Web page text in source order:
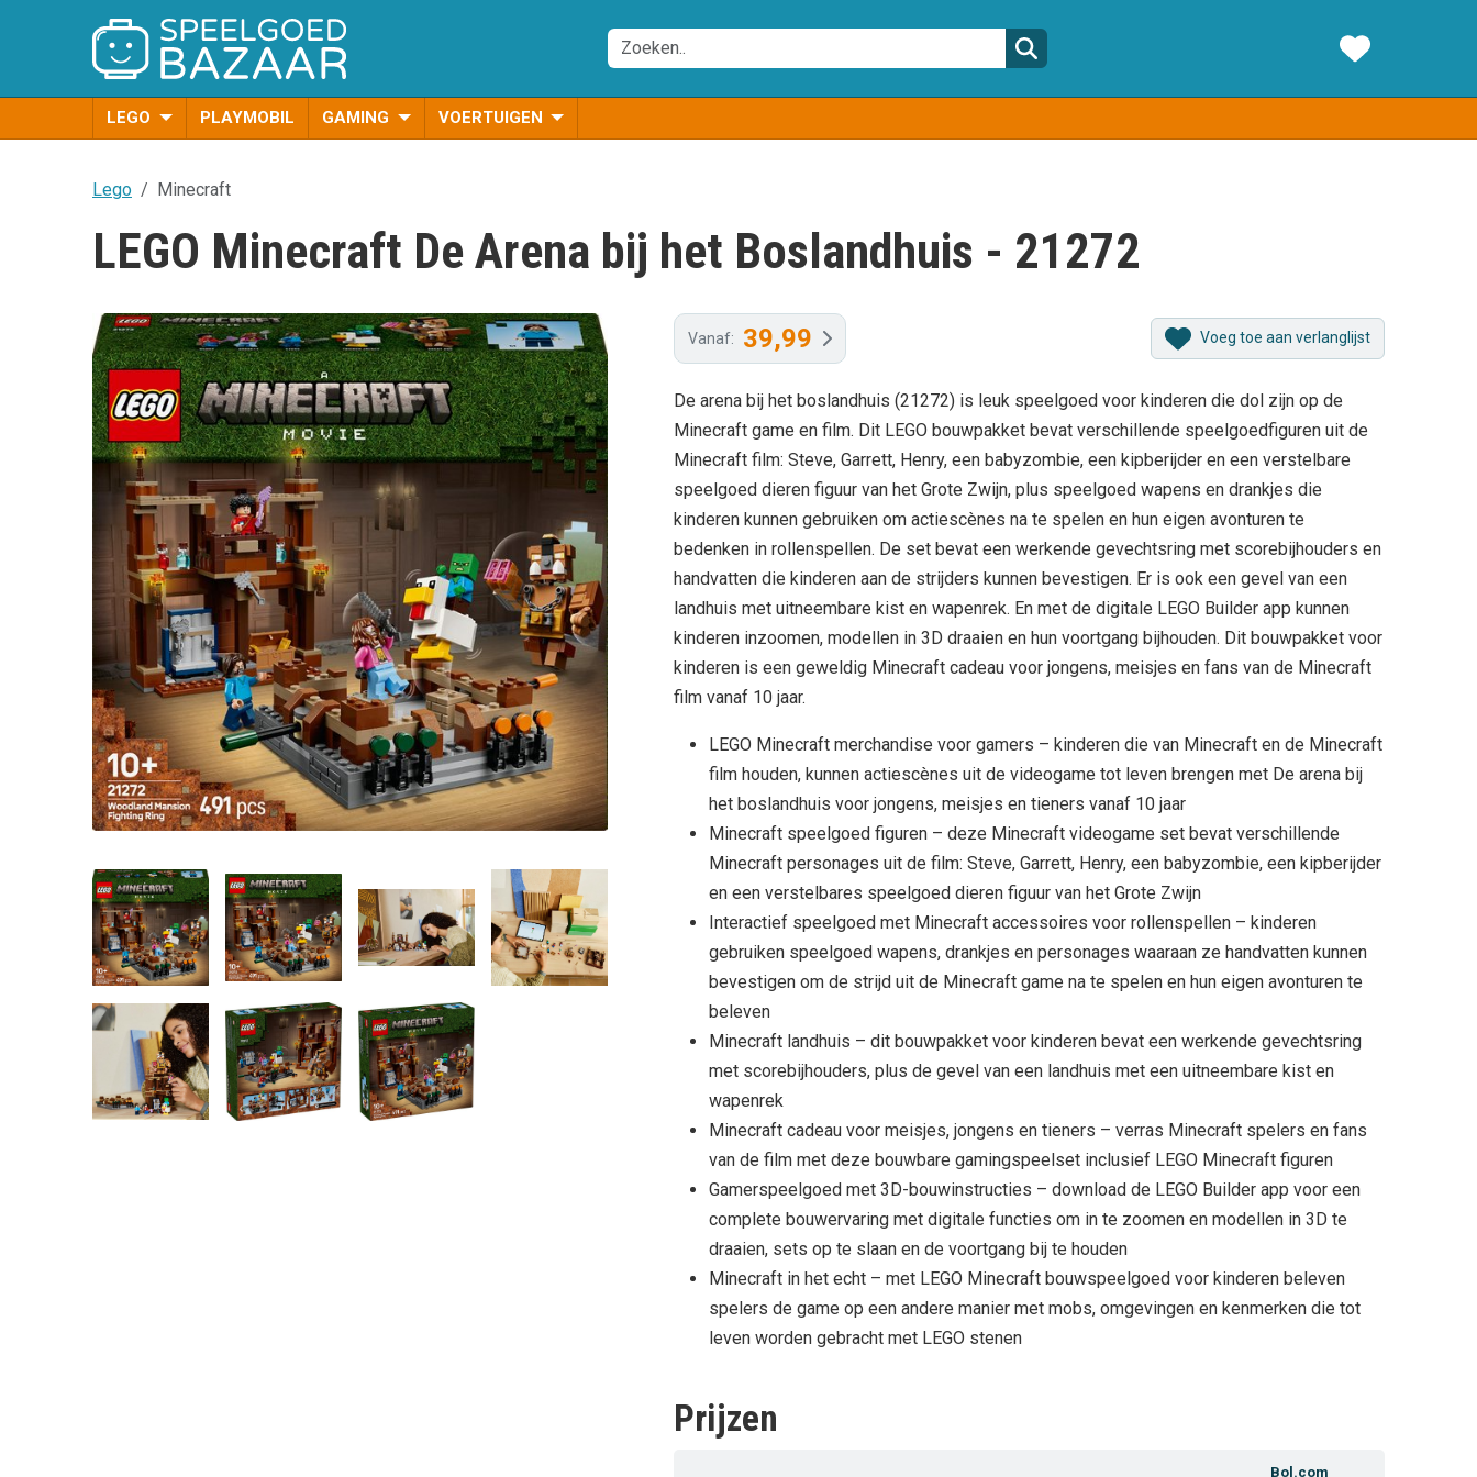
LEGO PLAYMOBIL GAMING VOERTUIGEN
Lego Minecraft
LEGO Minecraft De Arena bij het Boslandhuis - 21272
Vanaf: 39,99 Voeg toe aan verlanglijst
De arena bij het boslandhuis (21272) is leuk speelgoed voor kinderen die dol zijn op de
Minecraft game en film. Dit LEGO bouwpakket bevat verschillende speelgoedfiguren uit de
Minecraft film: Steve, Garrett, Henry, een babyzombie, een kipberijder en een verstelbare
speelgoed dieren figuur van het Grote Zwijn, plus speelgoed wapens en drankjes die
kinderen kunnen gebruiken om actiescènes na te spelen en hun eigen avonturen te
bedenken in rollenspellen. De set bevat een werkende gevechtsring met scorebijhouders en
handvatten die kinderen aan de strijders kunnen bevestigen. Er is ook een gevel van een
landhuis met uitneembare kist en wapenrek. En met de digitale LEGO Builder app kunnen
kinderen inzoomen, modellen in 3D draaien en hun voortgang bijhouden. Dit bouwpakket voor
kinderen is een geweldig Minecraft cadeau voor jongens, meisjes en fans van de Minecraft
film vanaf 10 jaar.
LEGO Minecraft merchandise voor gamers – kinderen die van Minecraft en de Minecraft
film houden, kunnen actiescènes uit de videogame tot leven brengen met De arena bij
het boslandhuis voor jongens, meisjes en tieners vanaf 10 jaar
Minecraft speelgoed figuren – deze Minecraft videogame set bevat verschillende
Minecraft personages uit de film: Steve, Garrett, Henry, een babyzombie, een kipberijder
en een verstelbares speelgoed dieren figuur van het Grote Zwijn
Interactief speelgoed met Minecraft accessoires voor rollenspellen – kinderen
gebruiken speelgoed wapens, drankjes en personages waaraan ze handvatten kunnen
bevestigen om de strijd uit de Minecraft game na te spelen en hun eigen avonturen te
beleven
Minecraft landhuis – dit bouwpakket voor kinderen bevat een werkende gevechtsring
met scorebijhouders, plus de gevel van een landhuis met een uitneembare kist en
wapenrek
Minecraft cadeau voor meisjes, jongens en tieners – verras Minecraft spelers en fans
van de film met deze bouwbare gamingspeelset inclusief LEGO Minecraft figuren
Gamerspeelgoed met 3D-bouwinstructies – download de LEGO Builder app voor een
complete bouwervaring met digitale functies om in te zoomen en modellen in 3D te
draaien, sets op te slaan en de voortgang bij te houden
Minecraft in het echt – met LEGO Minecraft bouwspeelgoed voor kinderen beleven
spelers de game op een andere manier met mobs, omgevingen en kenmerken die tot
leven worden gebracht met LEGO stenen
Prijzen
Bol.com